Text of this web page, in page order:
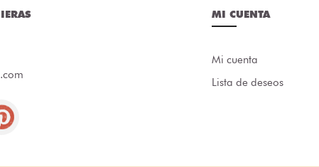
MI CUENTA
Mi cuenta
Lista de deseos